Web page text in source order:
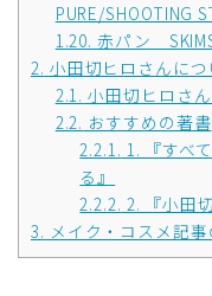
PURE/SHOOTING
1.20. 赤パン
2. 小田切ヒロさんにつ
2.1. 小田切ヒロさ
2.2. おすすめの著書
2.2.1. 1. 『すべ
る』
2.2.2. 2. 『小田
3. メイク・コスメ記